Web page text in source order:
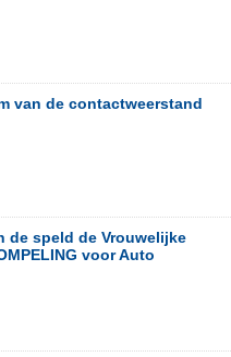
van de contactweerstand
de speld de Vrouwelijke
voor Auto